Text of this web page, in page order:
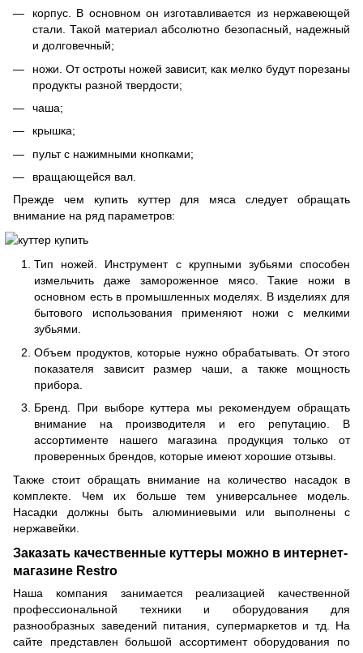
корпус. В основном он изготавливается из нержавеющей
стали. Такой материал абсолютно безопасный, надежный
и долговечный;
ножи. От остроты ножей зависит, как мелко будут порезаны
продукты разной твердости;
чаша;
крышка;
пульт с нажимными кнопками;
вращающейся вал.
Прежде чем купить куттер для мяса следует обращать
внимание на ряд параметров:
Тип ножей. Инструмент с крупными зубьями способен
измельчить даже замороженное мясо. Такие ножи в
основном есть в промышленных моделях. В изделиях для
бытового использования применяют ножи с мелкими
зубьями.
Объем продуктов, которые нужно обрабатывать. От этого
показателя зависит размер чаши, а также мощность
прибора.
Бренд. При выборе куттера мы рекомендуем обращать
внимание на производителя и его репутацию. В
ассортименте нашего магазина продукция только от
проверенных брендов, которые имеют хорошие отзывы.
Также стоит обращать внимание на количество насадок в
комплекте. Чем их больше тем универсальнее модель.
Насадки должны быть алюминиевыми или выполнены с
нержавейки.
Заказать качественные куттеры можно в интернет-
магазине Restro
Наша компания занимается реализацией качественной
профессиональной техники и оборудования для
разнообразных заведений питания, супермаркетов и тд. На
сайте представлен большой ассортимент оборудования по